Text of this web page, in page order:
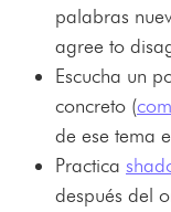
palabras
agree to
Escucha un
concreto (
de ese tema
Practica
después del